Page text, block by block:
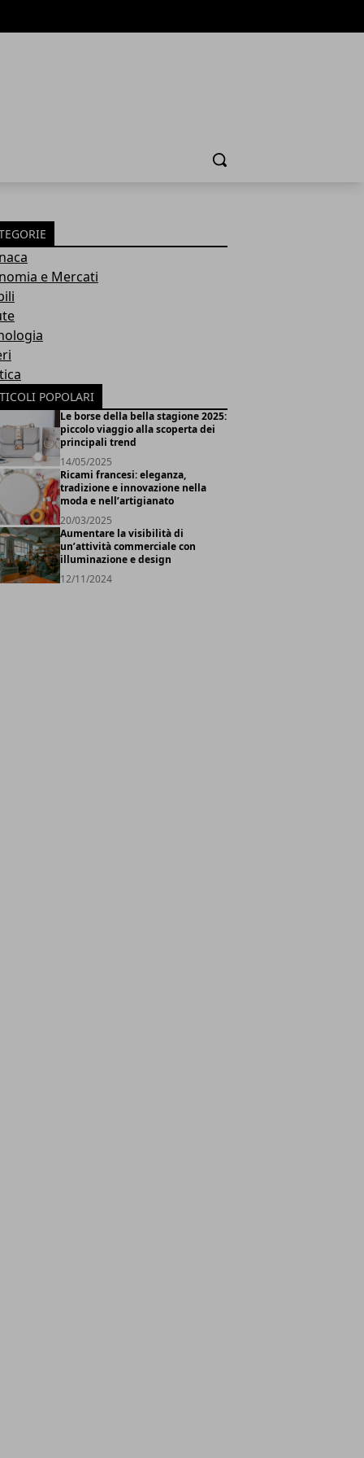
Cerca
e Mercati
POPOLARI
Le borse della bella stagione 2025:
piccolo viaggio alla scoperta dei
principali trend
14/05/2025
Ricami francesi: eleganza,
tradizione e innovazione nella
moda e nell’artigianato
20/03/2025
Aumentare la visibilità di
un’attività commerciale con
illuminazione e design
12/11/2024